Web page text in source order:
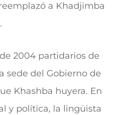
a Khadjimba
2004 partidarios de
sede del Gobierno de
Khashba huyera. En
y política, la lingüista